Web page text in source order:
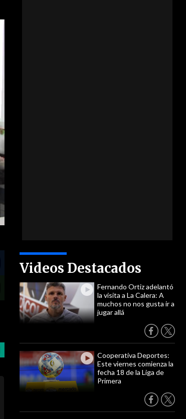
Videos Destacados
Fernando Ortiz adelantó
la visita a La Calera: A
muchos no nos gusta ir a
jugar allá
Cooperativa Deportes:
Este viernes comienza la
fecha 18 de la Liga de
Primera